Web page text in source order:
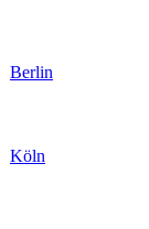
Berlin
Köln